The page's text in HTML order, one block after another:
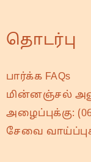
தொடர்பு
பார்க்க FAQs
மின்னஞ்சல்
அழைப்புக்கு:
சேவை